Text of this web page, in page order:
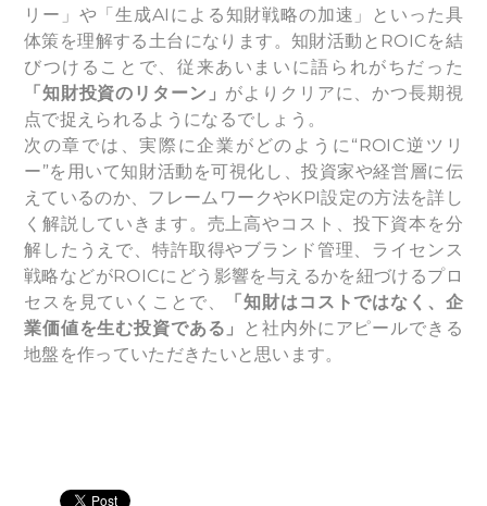
リー」や「生成AIによる知財戦略の加速」といった具
体策を理解する土台になります。知財活動とROICを結
びつけることで、従来あいまいに語られがちだった
「知財投資のリターン」 がよりクリアに、かつ長期視
点で捉えられるようになるでしょう。
次の章では、実際に企業がどのように“ROIC逆ツリ
ー”を用いて知財活動を可視化し、投資家や経営層に伝
えているのか、フレームワークやKPI設定の方法を詳し
く解説していきます。売上高やコスト、投下資本を分
解したうえで、特許取得やブランド管理、ライセンス
戦略などがROICにどう影響を与えるかを紐づけるプロ
セスを見ていくことで、
「知財はコストではなく、企
業価値を生む投資である」
と社内外にアピールできる
地盤を作っていただきたいと思います。